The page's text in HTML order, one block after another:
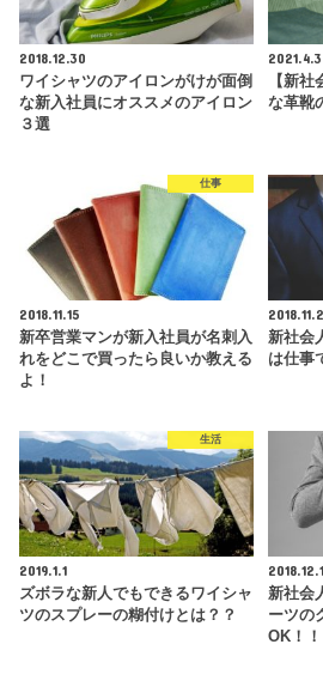
2018.12.30
ワイシャツのアイロンがけが面倒
な新入社員にオススメのアイロン
３選
2021.4.3
【新
な革靴
仕事
2018.11.15
新卒営業マンが新入社員が名刺入
れをどこで買ったら良いか教える
よ！
新社会
は仕事
生活
2019.1.1
ズボラな新人でもできるワイシャ
ツのスプレーの糊付けとは？？
新社会
ーツの
OK！！